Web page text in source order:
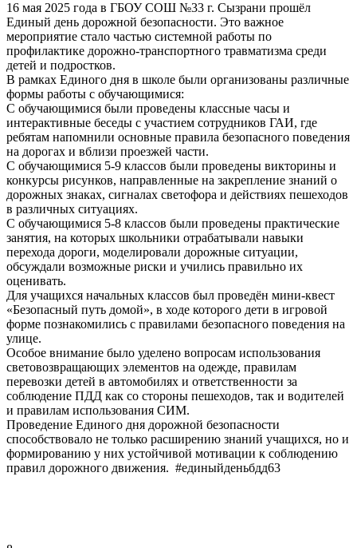
16 мая 2025 года в ГБОУ СОШ №33 г. Сызрани прошёл
Единый день дорожной безопасности. Это важное
мероприятие стало частью системной работы по
профилактике дорожно-транспортного травматизма среди
детей и подростков.
В рамках Единого дня в школе были организованы различные
формы работы с обучающимися:
С обучающимися были проведены классные часы и
интерактивные беседы с участием сотрудников ГАИ, где
ребятам напомнили основные правила безопасного поведения
на дорогах и вблизи проезжей части.
С обучающимися 5-9 классов были проведены викторины и
конкурсы рисунков, направленные на закрепление знаний о
дорожных знаках, сигналах светофора и действиях пешеходов
в различных ситуациях.
С обучающимися 5-8 классов были проведены практические
занятия, на которых школьники отрабатывали навыки
перехода дороги, моделировали дорожные ситуации,
обсуждали возможные риски и учились правильно их
оценивать.
Для учащихся начальных классов был проведён мини-квест
«Безопасный путь домой», в ходе которого дети в игровой
форме познакомились с правилами безопасного поведения на
улице.
Особое внимание было уделено вопросам использования
световозвращающих элементов на одежде, правилам
перевозки детей в автомобилях и ответственности за
соблюдение ПДД как со стороны пешеходов, так и водителей
и правилам использования СИМ.
Проведение Единого дня дорожной безопасности
способствовало не только расширению знаний учащихся, но и
формированию у них устойчивой мотивации к соблюдению
правил дорожного движения. #единыйденьбдд63